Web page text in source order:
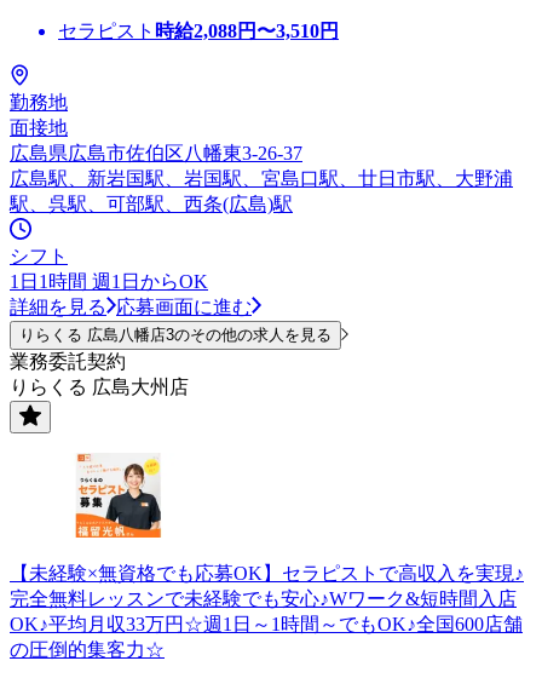
セラピスト 時給2,088円〜3,510円
勤務地
面接地
広島県広島市佐伯区八幡東3-26-37
広島駅、新岩国駅、岩国駅、宮島口駅、廿日市駅、大野浦
駅、呉駅、可部駅、西条(広島)駅
シフト
1日1時間 週1日からOK
詳細を見る
応募画面に進む
りらくる 広島八幡店3のその他の求人を見る
業務委託契約
りらくる 広島大州店
【未経験×無資格でも応募OK】セラピストで高収入を実現♪
完全無料レッスンで未経験でも安心♪Wワーク&短時間入店
OK♪平均月収33万円☆週1日～1時間～でもOK♪全国600店舗
の圧倒的集客力☆